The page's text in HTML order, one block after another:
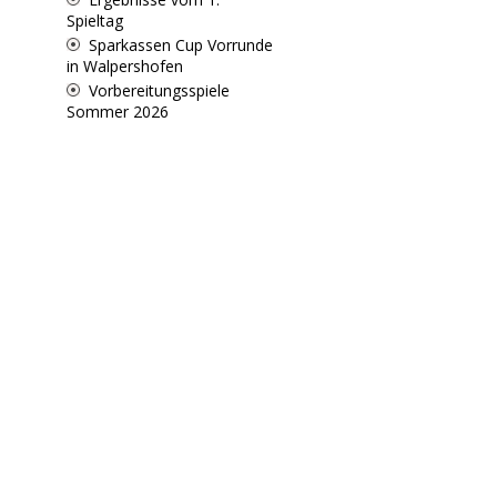
Spieltag
Sparkassen Cup Vorrunde
in Walpershofen
Vorbereitungsspiele
Sommer 2026